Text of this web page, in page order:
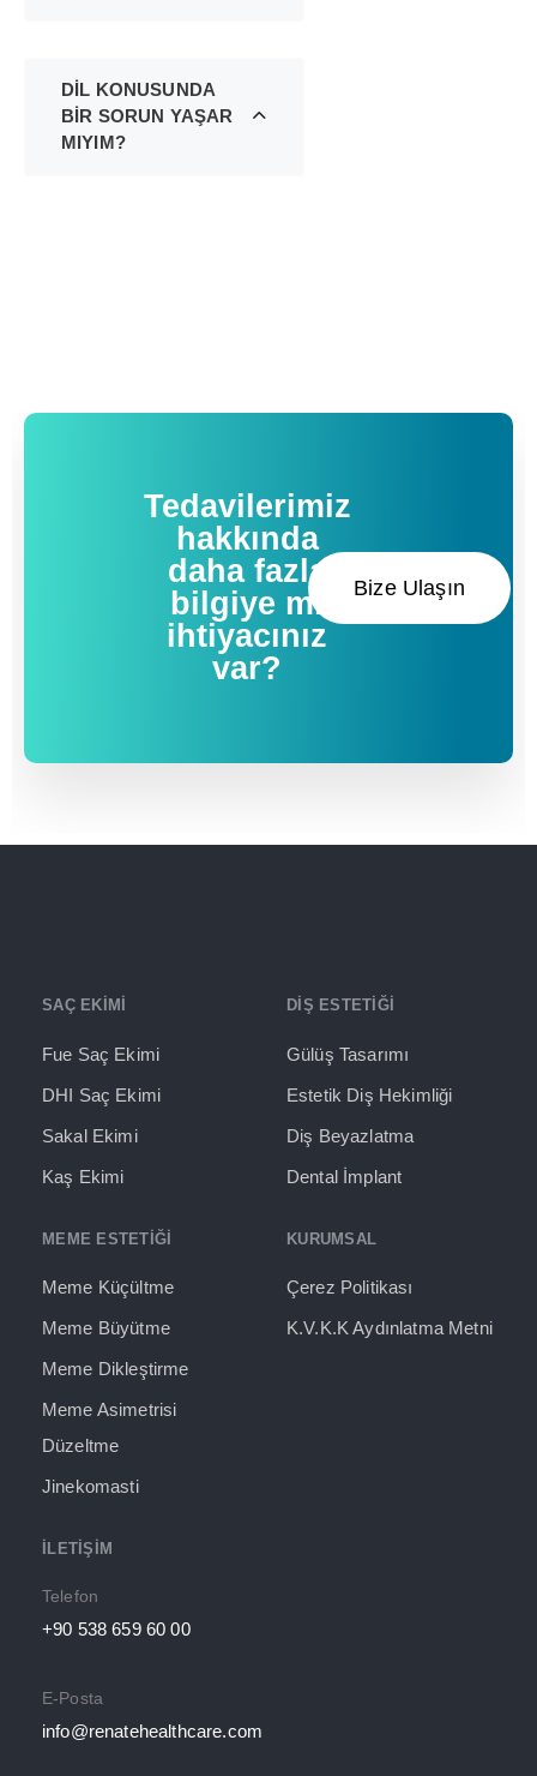
DİL KONUSUNDA
BİR SORUN YAŞAR
MIYIM?
Tedavilerimiz
hakkında
daha fazla
bilgiye mi
ihtiyacınız
var?
Bize Ulaşın
SAÇ EKİMİ
Fue Saç Ekimi
DHI Saç Ekimi
Sakal Ekimi
Kaş Ekimi
DİŞ ESTETİĞİ
Gülüş Tasarımı
Estetik Diş Hekimliği
Diş Beyazlatma
Dental İmplant
MEME ESTETİĞİ
Meme Küçültme
Meme Büyütme
Meme Dikleştirme
Meme Asimetrisi
Düzeltme
Jinekomasti
KURUMSAL
Çerez Politikası
K.V.K.K Aydınlatma Metni
İLETIŞIM
Telefon
+90 538 659 60 00
E-Posta
info@renatehealthcare.com